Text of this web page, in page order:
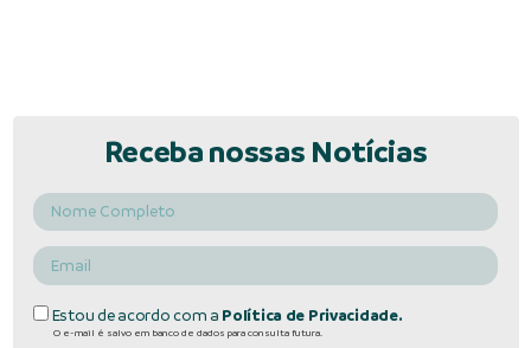
Receba nossas Notícias
Estou de acordo com a Política de Privacidade.
O e-mail é salvo em banco de dados para consulta futura.